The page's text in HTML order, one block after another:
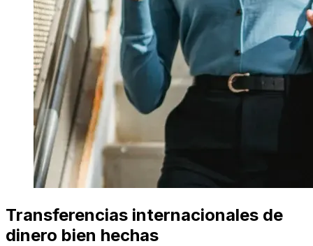
Transferencias internacionales de
dinero bien hechas